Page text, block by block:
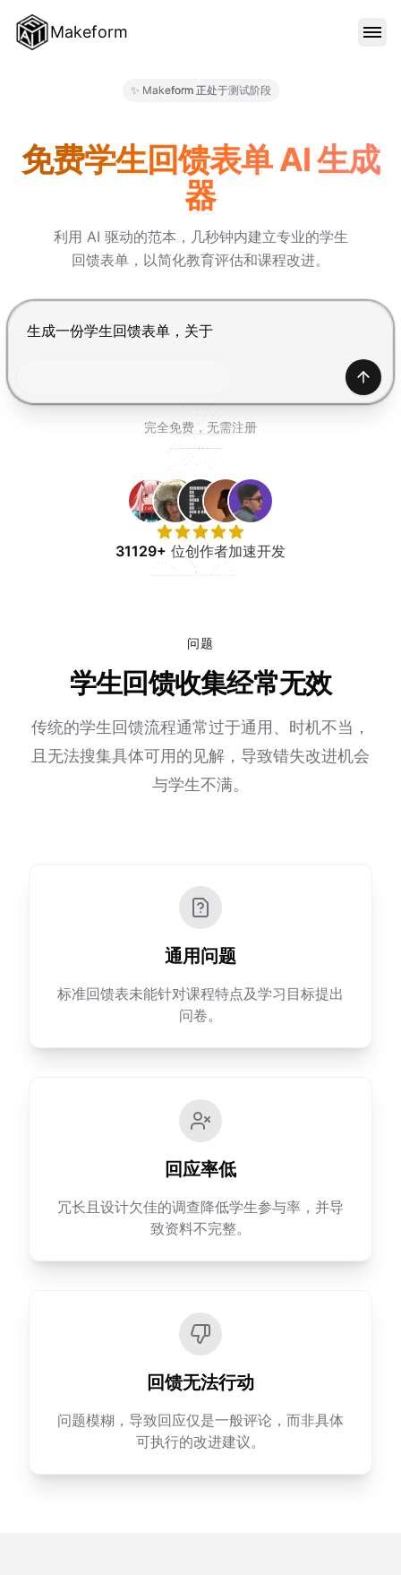
Makeform
登入
免费试用
✨ Makeform 正处于测试阶段
免费学生回馈表单 AI 生成
器
利用 AI 驱动的范本，几秒钟内建立专业的学生
回馈表单，以简化教育评估和课程改进。
按 Enter 提交，Shift+Enter 换行
产生
完全免费，无需注册
31129+位创作者加速开发
问题
学生回馈收集经常无效
传统的学生回馈流程通常过于通用、时机不当，
且无法搜集具体可用的见解，导致错失改进机会
与学生不满。
通用问题
标准回馈表未能针对课程特点及学习目标提出
问卷。
回应率低
冗长且设计欠佳的调查降低学生参与率，并导
致资料不完整。
回馈无法行动
问题模糊，导致回应仅是一般评论，而非具体
可执行的改进建议。